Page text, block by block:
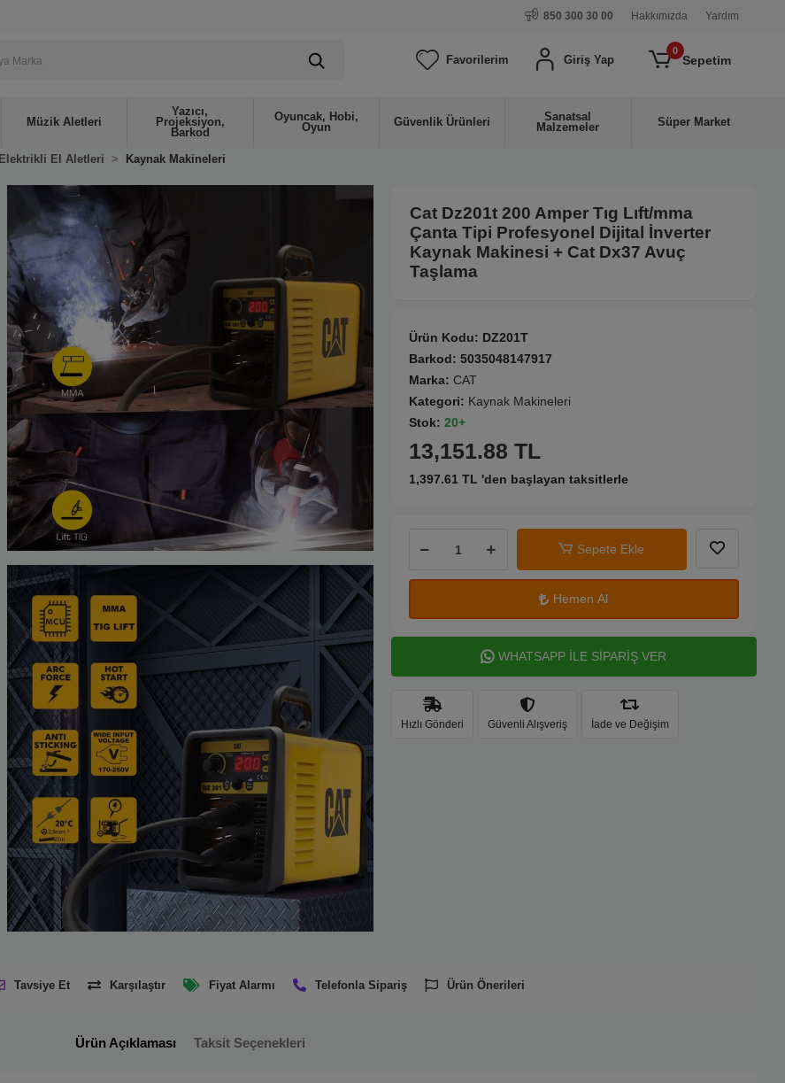
850 300 30 00 Hakkımızda Yardım
Favorilerim Giriş Yap
0
Sepetim
Müzik Aletleri
Yazıcı,
Projeksiyon,
Barkod
Oyuncak, Hobi,
Oyun
Güvenlik Ürünleri
Sanatsal
Malzemeler
Süper Market
Elektrikli El Aletleri Kaynak Makineleri
Cat Dz201t 200 Amper Tıg Lıft/mma
Çanta Tipi Profesyonel Dijital İnverter
Kaynak Makinesi + Cat Dx37 Avuç
Taşlama
Ürün Kodu: DZ201T
Barkod: 5035048147917
Marka: CAT
Kategori: Kaynak Makineleri
Stok: 20+
13,151.88 TL
1,397.61 TL 'den başlayan taksitlerle
Sepete Ekle
Hemen Al
WHATSAPP İLE SİPARİŞ VER
Hızlı Gönderi Güvenli Alışveriş İade ve Değişim
Tavsiye Et Karşılaştır Fiyat Alarmı Telefonla Sipariş Ürün Önerileri
Ürün Açıklaması Taksit Seçenekleri